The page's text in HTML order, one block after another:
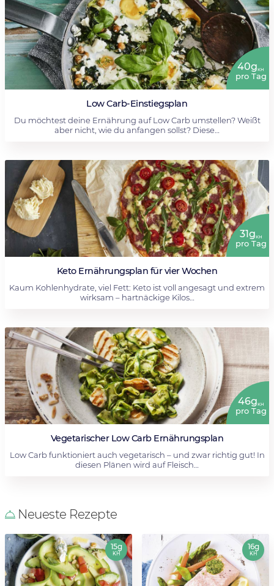
Low Carb-Einstiegsplan
Du möchtest deine Ernährung auf Low Carb umstellen? Weißt
aber nicht, wie du anfangen sollst? Diese…
40gKH
pro Tag
Keto Ernährungsplan für vier Wochen
Kaum Kohlenhydrate, viel Fett: Keto ist voll angesagt und extrem
wirksam – hartnäckige Kilos…
31gKH
pro Tag
Vegetarischer Low Carb Ernährungsplan
Low Carb funktioniert auch vegetarisch – und zwar richtig gut! In
diesen Plänen wird auf Fleisch…
46gKH
pro Tag
Neueste Rezepte
15g
KH
16g
KH